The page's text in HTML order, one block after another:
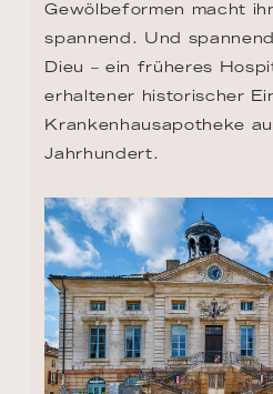
Gewölbeformen macht
spannend. Und
Dieu – ein früheres
erhaltener historischer
Krankenhausapotheke
Jahrhundert.